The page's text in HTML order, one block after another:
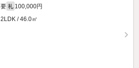
礼 100,000円
/ 46.0㎡